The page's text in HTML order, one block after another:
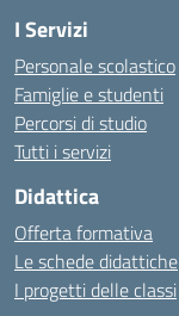
I Servizi
Personale scolastico
Famiglie e studenti
Percorsi di studio
Tutti i servizi
Didattica
Offerta formativa
Le schede didattiche
I progetti delle classi